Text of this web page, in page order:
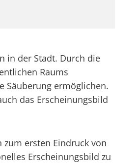
in der Stadt. Durch die
Raums
Säuberung ermöglichen.
das Erscheinungsbild
ersten Eindruck von
Erscheinungsbild zu